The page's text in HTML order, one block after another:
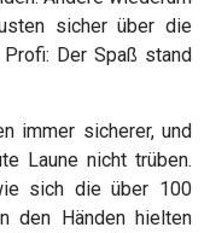
sicher über die
Der Spaß stand
immer sicherer, und
Laune nicht trüben.
sich die über 100
den Händen hielten